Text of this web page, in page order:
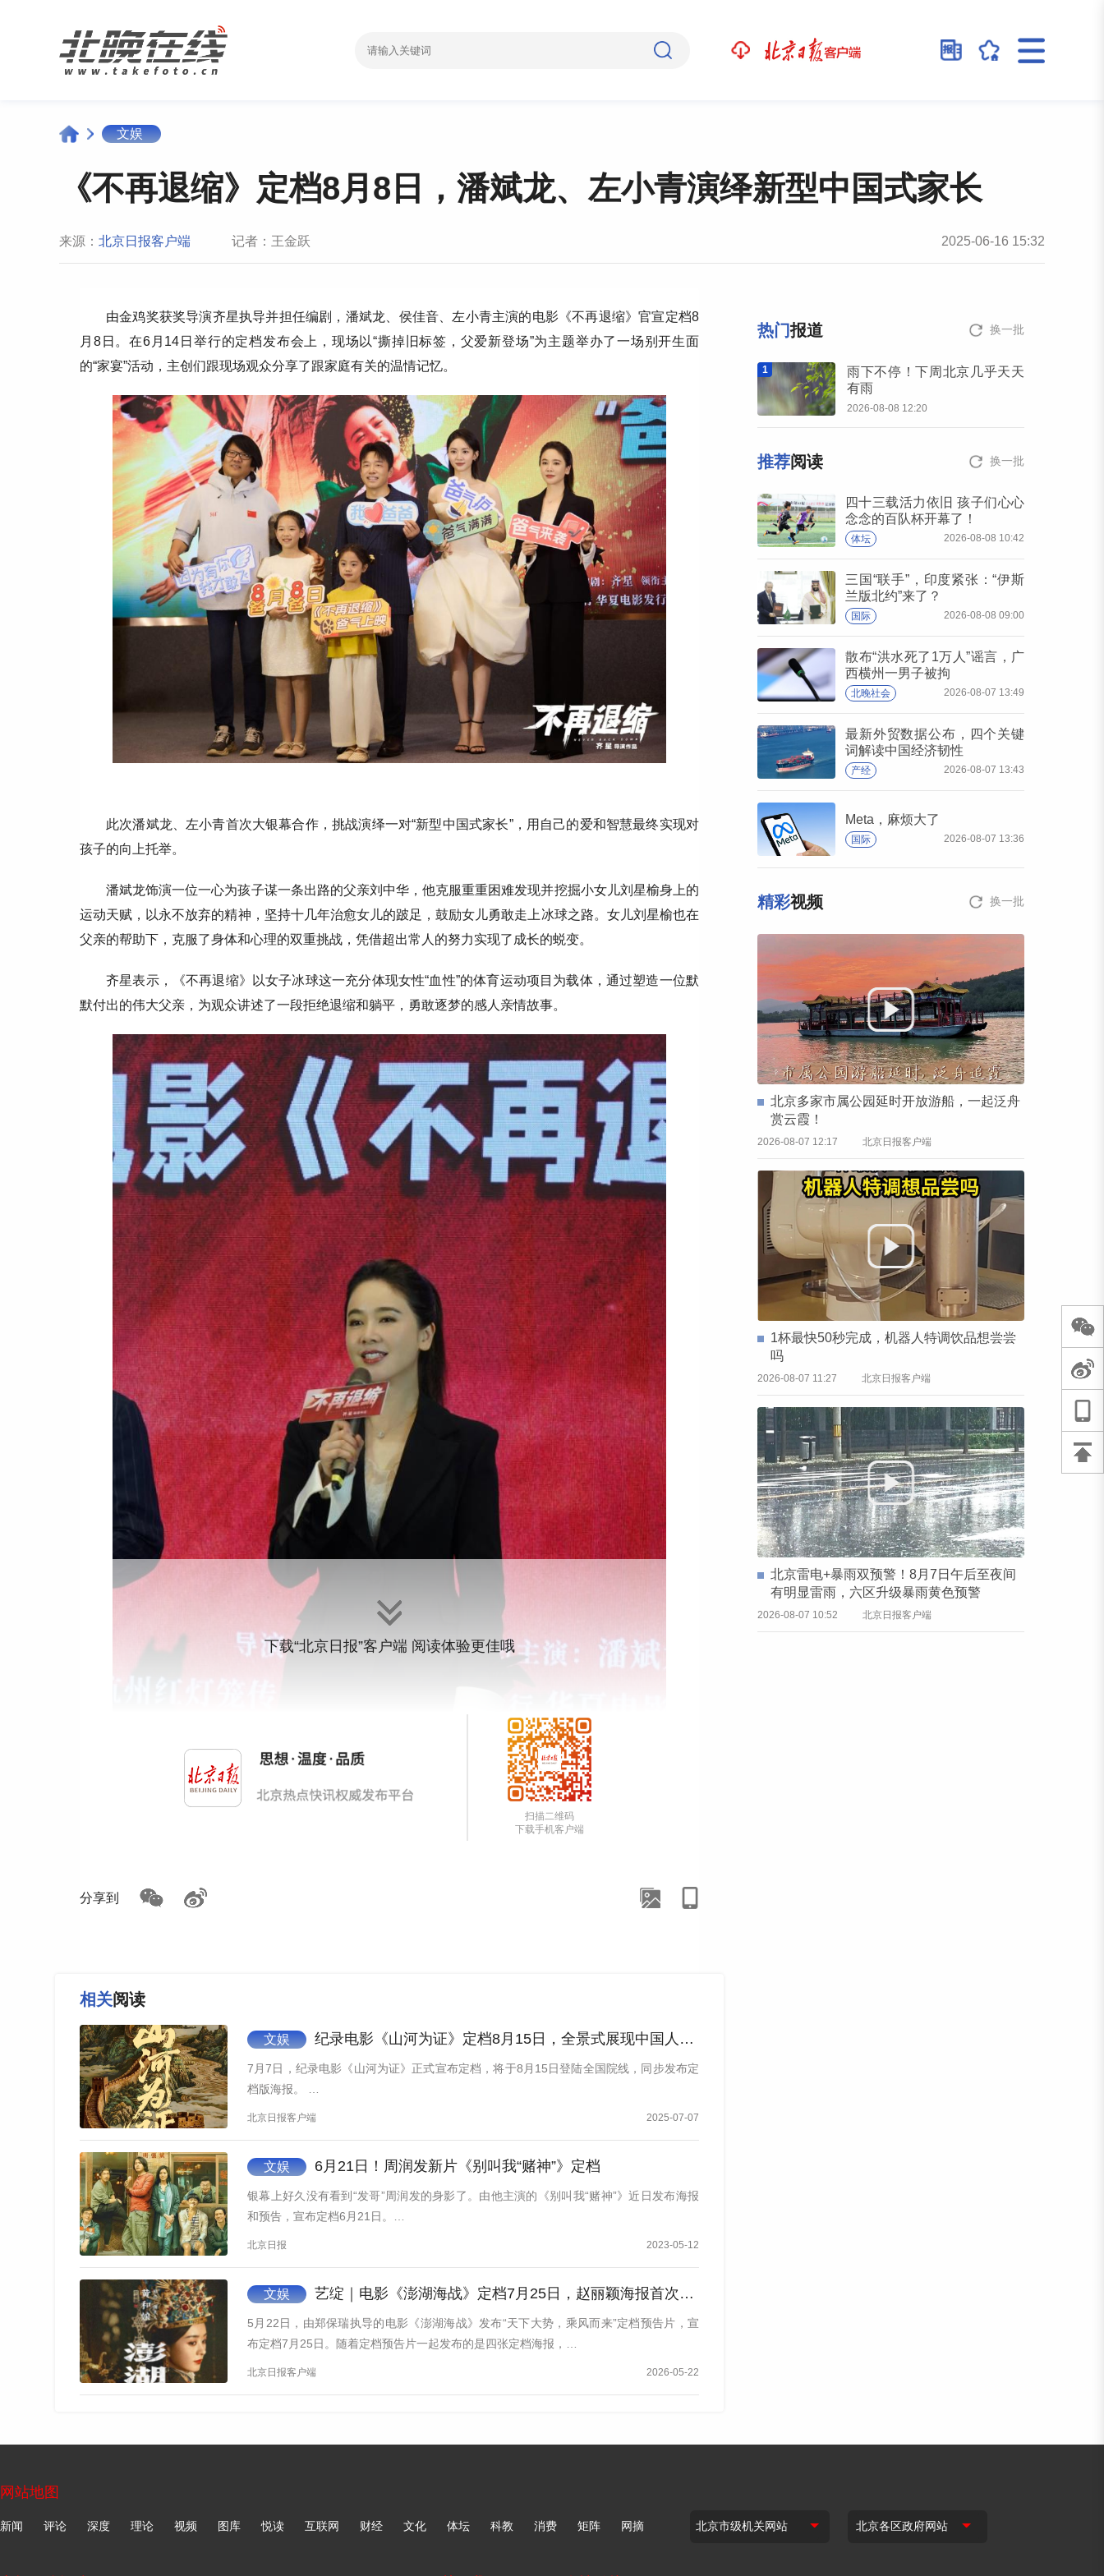
文娱
《不再退缩》定档8月8日，潘斌龙、左小青演绎新型中国式家长
来源： 北京日报客户端 记者：王金跃 2025-06-16 15:32
由金鸡奖获奖导演齐星执导并担任编剧，潘斌龙、侯佳音、左小青主演的电影《不再退缩》官宣定档8
月8日。在6月14日举行的定档发布会上，现场以“撕掉旧标签，父爱新登场”为主题举办了一场别开生面
的“家宴”活动，主创们跟现场观众分享了跟家庭有关的温情记忆。
此次潘斌龙、左小青首次大银幕合作，挑战演绎一对“新型中国式家长”，用自己的爱和智慧最终实现对
孩子的向上托举。
潘斌龙饰演一位一心为孩子谋一条出路的父亲刘中华，他克服重重困难发现并挖掘小女儿刘星榆身上的
运动天赋，以永不放弃的精神，坚持十几年治愈女儿的跛足，鼓励女儿勇敢走上冰球之路。女儿刘星榆也在
父亲的帮助下，克服了身体和心理的双重挑战，凭借超出常人的努力实现了成长的蜕变。
齐星表示，《不再退缩》以女子冰球这一充分体现女性“血性”的体育运动项目为载体，通过塑造一位默
默付出的伟大父亲，为观众讲述了一段拒绝退缩和躺平，勇敢逐梦的感人亲情故事。
潘斌龙说：“片中这个父亲与我小时候身边普通平凡的叔叔伯伯太像了，爱是他们拥有的最大的最丰富
左小青这次则挑战演出一位性格有点泼辣的东北妈妈，因为心疼女儿，没少跟潘斌龙“干仗”。
下载“北京日报”客户端 阅读体验更佳哦
扫描二维码
下载手机客户端
分享到
相关阅读
文娱 纪录电影《山河为证》定档8月15日，全景式展现中国人民14年抗战历程
7月7日，纪录电影《山河为证》正式宣布定档，将于8月15日登陆全国院线，同步发布定
档版海报。 …
北京日报客户端 2025-07-07
文娱 6月21日！周润发新片《别叫我“赌神”》定档
银幕上好久没有看到“发哥”周润发的身影了。由他主演的《别叫我“赌神”》近日发布海报
和预告，宣布定档6月21日。…
北京日报 2023-05-12
文娱 艺绽｜电影《澎湖海战》定档7月25日，赵丽颖海报首次发布
5月22日，由郑保瑞执导的电影《澎湖海战》发布“天下大势，乘风而来”定档预告片，宣
布定档7月25日。随着定档预告片一起发布的是四张定档海报，…
北京日报客户端 2026-05-22
热门报道 换一批
1
雨下不停！下周北京几乎天天
有雨
2026-08-08 12:20
推荐阅读 换一批
四十三载活力依旧 孩子们心心
念念的百队杯开幕了！
体坛 2026-08-08 10:42
三国“联手”，印度紧张：“伊斯
兰版北约”来了？
国际 2026-08-08 09:00
散布“洪水死了1万人”谣言，广
西横州一男子被拘
北晚社会 2026-08-07 13:49
最新外贸数据公布，四个关键
词解读中国经济韧性
产经 2026-08-07 13:43
Meta，麻烦大了
国际 2026-08-07 13:36
精彩视频 换一批
北京多家市属公园延时开放游船，一起泛舟
赏云霞！
2026-08-07 12:17 北京日报客户端
1杯最快50秒完成，机器人特调饮品想尝尝
吗
2026-08-07 11:27 北京日报客户端
北京雷电+暴雨双预警！8月7日午后至夜间
有明显雷雨，六区升级暴雨黄色预警
2026-08-07 10:52 北京日报客户端
网站地图
新闻 评论 深度 理论 视频 图库 悦读 互联网 财经 文化 体坛 科教 消费 矩阵 网摘